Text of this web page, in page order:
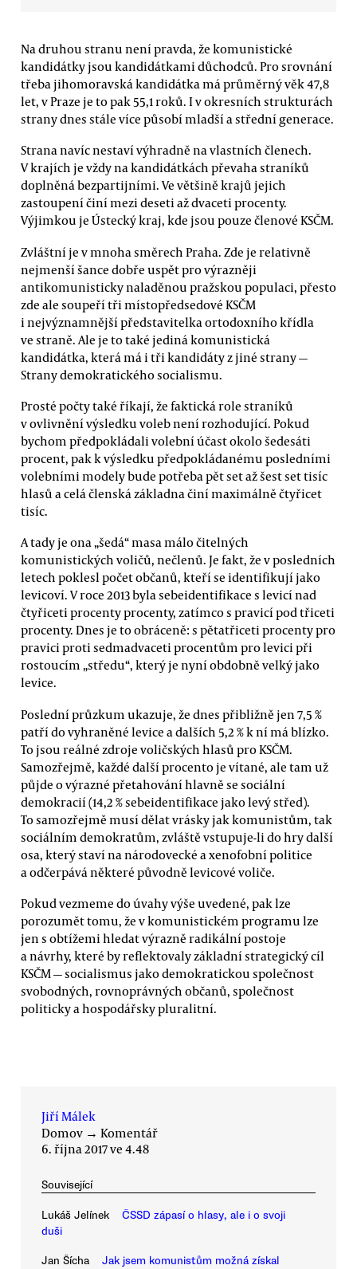
Na druhou stranu není pravda, že komunistické
kandidátky jsou kandidátkami důchodců. Pro srovnání
třeba jihomoravská kandidátka má průměrný věk 47,8
let, v Praze je to pak 55,1 roků. I v okresních strukturách
strany dnes stále více působí mladší a střední generace.
Strana navíc nestaví výhradně na vlastních členech.
V krajích je vždy na kandidátkách převaha straníků
doplněná bezpartijními. Ve většině krajů jejich
zastoupení činí mezi deseti až dvaceti procenty.
Výjimkou je Ústecký kraj, kde jsou pouze členové KSČM.
Zvláštní je v mnoha směrech Praha. Zde je relativně
nejmenší šance dobře uspět pro výrazněji
antikomunisticky naladěnou pražskou populaci, přesto
zde ale soupeří tři místopředsedové KSČM
i nejvýznamnější představitelka ortodoxního křídla
ve straně. Ale je to také jediná komunistická
kandidátka, která má i tři kandidáty z jiné strany —
Strany demokratického socialismu.
Prosté počty také říkají, že faktická role straníků
v ovlivnění výsledku voleb není rozhodující. Pokud
bychom předpokládali volební účast okolo šedesáti
procent, pak k výsledku předpokládanému posledními
volebními modely bude potřeba pět set až šest set tisíc
hlasů a celá členská základna činí maximálně čtyřicet
tisíc.
A tady je ona „šedá“ masa málo čitelných
komunistických voličů, nečlenů. Je fakt, že v posledních
letech poklesl počet občanů, kteří se identifikují jako
levicoví. V roce 2013 byla sebeidentifikace s levicí nad
čtyřiceti procenty procenty, zatímco s pravicí pod třiceti
procenty. Dnes je to obráceně: s pětatřiceti procenty pro
pravici proti sedmadvaceti procentům pro levici při
rostoucím „středu“, který je nyní obdobně velký jako
levice.
Poslední průzkum ukazuje, že dnes přibližně jen 7,5 %
patří do vyhraněné levice a dalších 5,2 % k ní má blízko.
To jsou reálné zdroje voličských hlasů pro KSČM.
Samozřejmě, každé další procento je vítané, ale tam už
půjde o výrazné přetahování hlavně se sociální
demokracií (14,2 % sebeidentifikace jako levý střed).
To samozřejmě musí dělat vrásky jak komunistům, tak
sociálním demokratům, zvláště vstupuje-li do hry další
osa, který staví na národovecké a xenofobní politice
a odčerpává některé původně levicové voliče.
Pokud vezmeme do úvahy výše uvedené, pak lze
porozumět tomu, že v komunistickém programu lze
jen s obtížemi hledat výrazně radikální postoje
a návrhy, které by reflektovaly základní strategický cíl
KSČM — socialismus jako demokratickou společnost
svobodných, rovnoprávných občanů, společnost
politicky a hospodářsky pluralitní.
Jiří Málek
Domov → Komentář
6. října 2017 ve 4.48
Související
Lukáš Jelínek
ČSSD zápasí o hlasy, ale i o svoji
duši
Jan Šícha
Jak jsem komunistům možná získal